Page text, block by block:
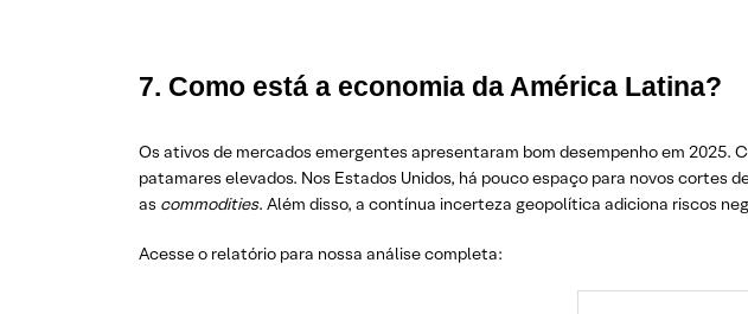
7. Como está a economia da América Latina?
Os ativos de mercados emergentes apresentaram bom desempenho em
patamares elevados. Nos Estados Unidos, há pouco espaço para novos cortes
as commodities. Além disso, a contínua incerteza geopolítica adiciona riscos
Acesse o relatório para nossa análise completa: